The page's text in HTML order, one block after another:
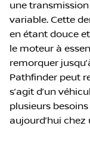
une
variable. Cette
en étant douce
le moteur à
remorquer
Pathfinder peut
s’agit d’un
plusieurs besoins
aujourd’hui chez